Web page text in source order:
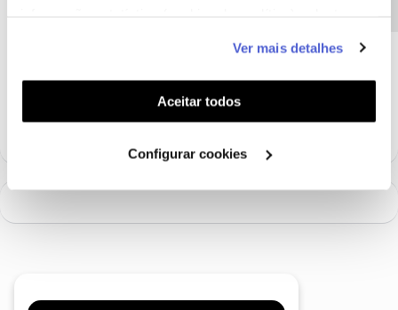
funcionalidades (cookies de personalização e
funcionalidade) e adaptar anúncios aos seus interesses
(cookies de publicidade personalizada). Pode gerir a
utilização dos cookies clicando em "Configurar
Ver mais detalhes
Aceitar todos
Configurar cookies
como "Melhor Resposta" e faça "Like" nos melhores comentários.